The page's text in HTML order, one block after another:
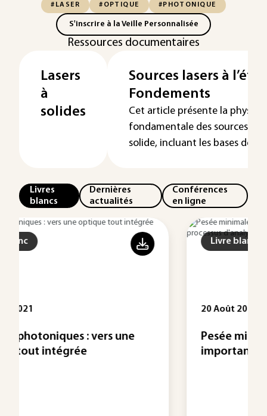
#LASER #OPTIQUE #PHOTONIQUE
S'inscrire à la Veille Personnalisée
Ressources documentaires
Lasers
à
solides
Sources lasers à
Fondements
Cet article présente la
fondamentale des sources
solide, incluant les bases de ...
Livres
blancs
Dernières
actualités
Conférences
en ligne
Pesée minimale : quelle est son
importance dans un ...